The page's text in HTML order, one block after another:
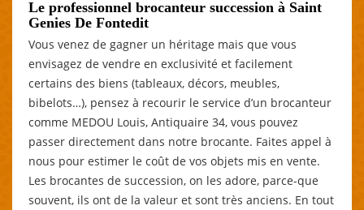
Le professionnel brocanteur succession à Saint
Genies De Fontedit
Vous venez de gagner un héritage mais que vous
envisagez de vendre en exclusivité et facilement
certains des biens (tableaux, décors, meubles,
bibelots…), pensez à recourir le service d’un brocanteur
comme MEDOU Louis, Antiquaire 34, vous pouvez
passer directement dans notre brocante. Faites appel à
nous pour estimer le coût de vos objets mis en vente.
Les brocantes de succession, on les adore, parce-que
souvent, ils ont de la valeur et sont très anciens. En tout